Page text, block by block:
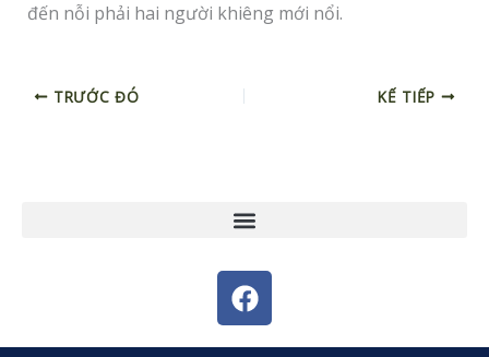
đến nỗi phải hai người khiêng mới nổi.
TRƯỚC ĐÓ KẾ TIẾP
F
a
c